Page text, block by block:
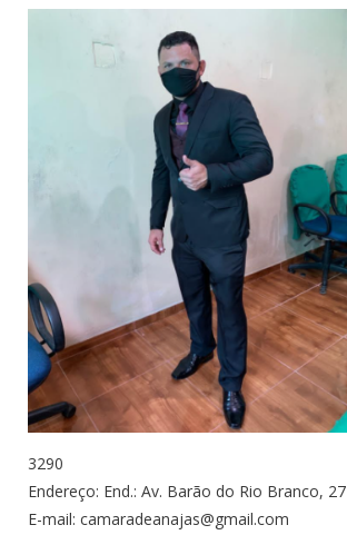
3290
Endereço: End.: Av. Barão do Rio Branco, 27
E-mail: camaradeanajas@gmail.com